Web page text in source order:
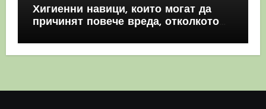
Хигиенни навици, които могат да
причинят повече вреда, отколкото